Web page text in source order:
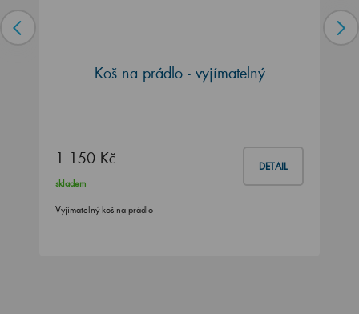
Koš na prádlo - vyjímatelný
1 150 Kč DETAIL
skladem
Vyjímatelný koš na prádlo